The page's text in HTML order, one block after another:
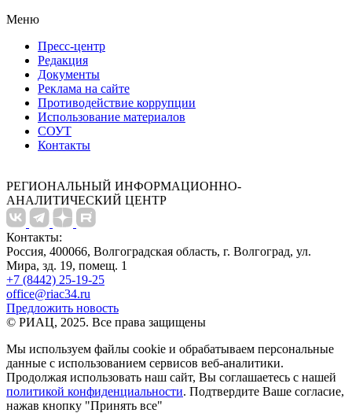
Меню
Пресс-центр
Редакция
Документы
Реклама на сайте
Противодействие коррупции
Использование материалов
СОУТ
Контакты
РЕГИОНАЛЬНЫЙ ИНФОРМАЦИОННО-
АНАЛИТИЧЕСКИЙ ЦЕНТР
Контакты:
Россия, 400066, Волгоградская область, г. Волгоград, ул.
Мира, зд. 19, помещ. 1
+7 (8442) 25-19-25
office@riac34.ru
Предложить новость
© РИАЦ, 2025. Все права защищены
Мы используем файлы сookie и обрабатываем персональные
данные с использованием сервисов веб-аналитики.
Продолжая использовать наш сайт, Вы соглашаетесь с нашей
политикой конфиденциальности. Подтвердите Ваше согласие,
нажав кнопку "Принять все"